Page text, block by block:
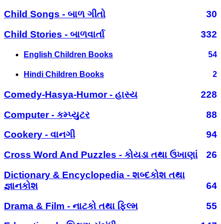
Child Songs - બાળ ગીતો
30
Child Stories - બાળવાર્તા
332
English Children Books 54
Hindi Children Books 2
Comedy-Hasya-Humor - હાસ્ય
228
Computer - કમ્પ્યુટર
88
Cookery - વાનગી
94
Cross Word And Puzzles - કોયડા તથા ઉખાણાં
26
Dictionary & Encyclopedia - શબ્દકોશ તથા
જ્ઞાનકોશ
64
Drama & Film - નાટકો તથા ફિલ્મ
55